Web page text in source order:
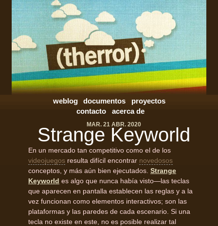
weblog documentos
proyectos
contacto
acerca de
MAR. 21 ABR. 2020
Strange Keyworld
En un mercado tan competitivo como el de los
videojuegos resulta difícil encontrar novedosos
conceptos, y más aún bien ejecutados. Strange
Keyworld es algo que nunca había visto—las teclas
que aparecen en pantalla establecen las reglas y a la
vez funcionan como elementos interactivos; son las
plataformas y las paredes de cada escenario. Si una
tecla no existe en este, no es posible realizar tal